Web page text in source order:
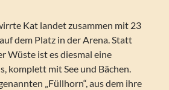
Kat landet zusammen mit 23
dem Platz in der Arena. Statt
Wüste ist es diesmal eine
komplett mit See und Bächen.
„Füllhorn“, aus dem ihre